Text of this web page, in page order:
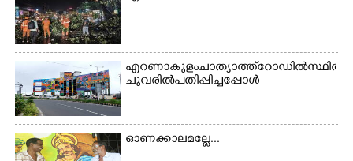
എറണാകുളം ചാത്യാത്ത് റോഡിൽ സ്ഥിതി
ചുവരിൽ പതിപ്പിച്ചപ്പോൾ
ഓണക്കാലമല്ലേ...